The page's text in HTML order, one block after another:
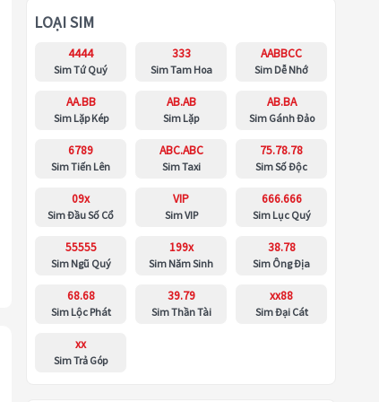
LOẠI SIM
4444
Sim Tứ Quý
333
Sim Tam Hoa
AABBCC
Sim Dễ Nhớ
AA.BB
Sim Lặp Kép
AB.AB
Sim Lặp
AB.BA
Sim Gánh Đảo
6789
Sim Tiến Lên
ABC.ABC
Sim Taxi
75.78.78
Sim Số Độc
09x
Sim Đầu Số Cổ
VIP
Sim VIP
666.666
Sim Lục Quý
55555
Sim Ngũ Quý
199x
Sim Năm Sinh
38.78
Sim Ông Địa
68.68
Sim Lộc Phát
39.79
Sim Thần Tài
xx88
Sim Đại Cát
xx
Sim Trả Góp